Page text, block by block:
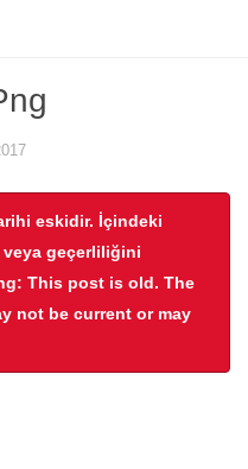
eskidir. İçindeki
geçerliliğini
This post is old. The
not be current or may